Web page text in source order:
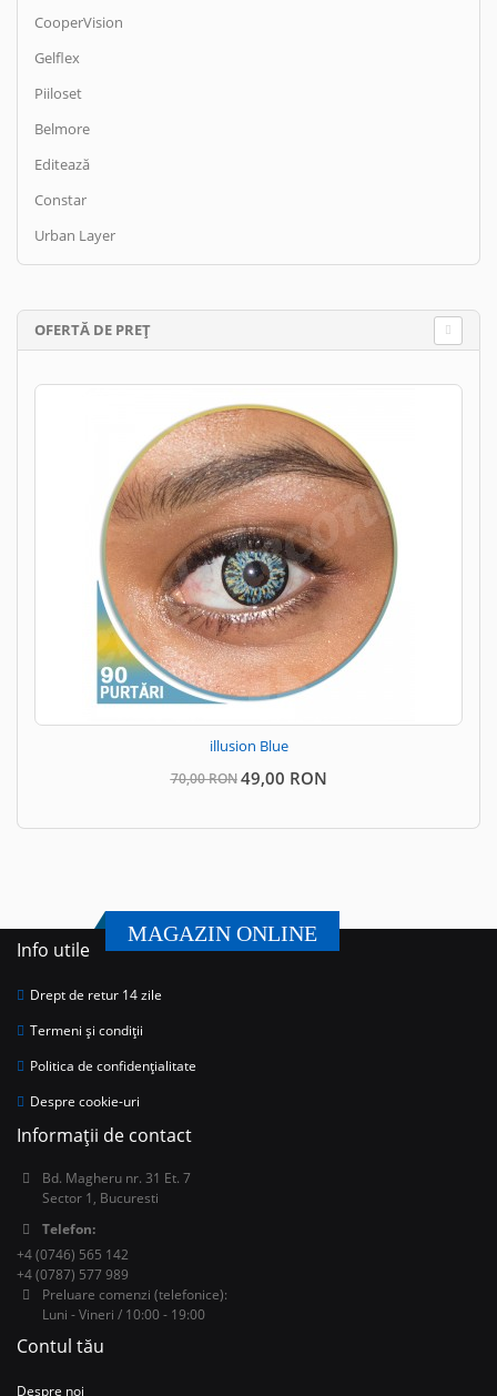
CooperVision
Gelflex
Piiloset
Belmore
Editează
Constar
Urban Layer
OFERTĂ DE PREȚ
illusion Blue
70,00 RON 49,00 RON
MAGAZIN ONLINE
Info utile
Drept de retur 14 zile
Termeni și condiții
Politica de confidențialitate
Despre cookie-uri
Informații de contact
Bd. Magheru nr. 31 Et. 7
Sector 1, Bucuresti
Telefon:
+4 (0746) 565 142
+4 (0787) 577 989
Preluare comenzi (telefonice):
Luni - Vineri / 10:00 - 19:00
Contul tău
Despre noi